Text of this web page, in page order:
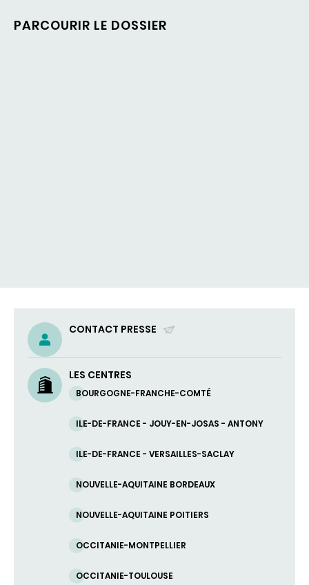
PARCOURIR LE DOSSIER
CONTACT PRESSE
UN
COURRIEL)
LES CENTRES
BOURGOGNE-FRANCHE-COMTÉ
ILE-DE-FRANCE - JOUY-EN-JOSAS - ANTONY
ILE-DE-FRANCE - VERSAILLES-SACLAY
NOUVELLE-AQUITAINE BORDEAUX
NOUVELLE-AQUITAINE POITIERS
OCCITANIE-MONTPELLIER
OCCITANIE-TOULOUSE